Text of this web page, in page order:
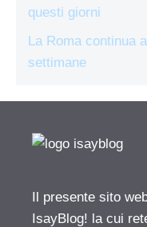
questi giorni
La Roma continua
settimane
Il presente sito
IsayBlog! la cui